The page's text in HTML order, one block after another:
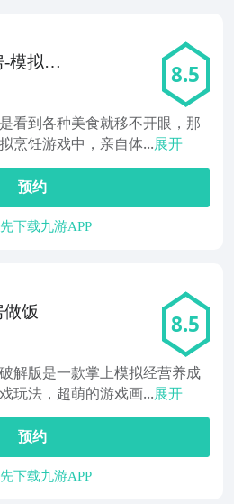
模拟烹
经营
8.5
看到各种美食就移不开眼，那
烹饪游戏中，亲自体...展开
预约
下载九游APP
饭 8.5
解版是一款掌上模拟经营养成
玩法，超萌的游戏画...展开
预约
下载九游APP